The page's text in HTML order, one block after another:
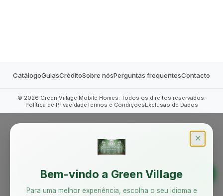
CatálogoGuiasCréditoSobre nósPerguntas frequentesContacto
© 2026 Green Village Mobile Homes. Todos os direitos reservados.
Política de PrivacidadeTermos e CondiçõesExclusão de Dados
✕
Bem-vindo a Green Village
Para uma melhor experiência, escolha o seu idioma e